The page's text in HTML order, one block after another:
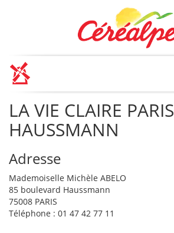
LA VIE CLAIRE PARIS
HAUSSMANN
Adresse
Mademoiselle Michèle ABELO
85 boulevard Haussmann
75008 PARIS
Téléphone : 01 47 42 77 11